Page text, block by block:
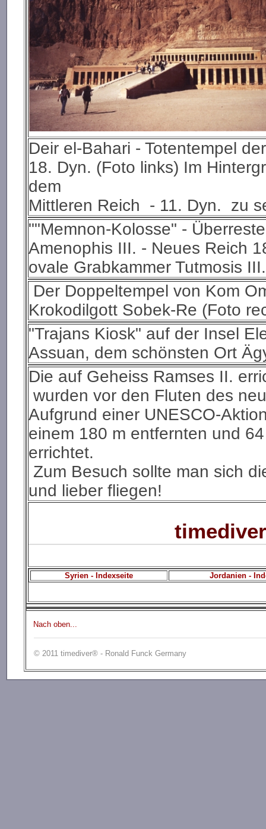
Deir el-Bahari - Totentempel
18. Dyn. (Foto links) Im
dem
Mittleren Reich - 11. Dyn. zu
""Memnon-Kolosse" -
Amenophis III. - Neues Reich
ovale Grabkammer Tutmosis
Der Doppeltempel von Kom
Krokodilgott Sobek-Re (Foto
"Trajans Kiosk" auf der Insel
Assuan, dem schönsten Ort
Die auf Geheiss Ramses II.
wurden vor den Fluten des
Aufgrund einer UNESCO-
einem 180 m entfernten und
errichtet.
Zum Besuch sollte man sich
und lieber fliegen!
Syrien - Indexseite Jordanien -
Nach oben...
© 2011 timediver® - Ronald Funck Germany